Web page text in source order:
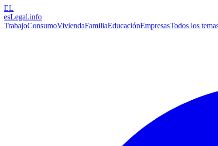
EL
esLegal.info
TrabajoConsumoViviendaFamiliaEducaciónEmpresasTodos los